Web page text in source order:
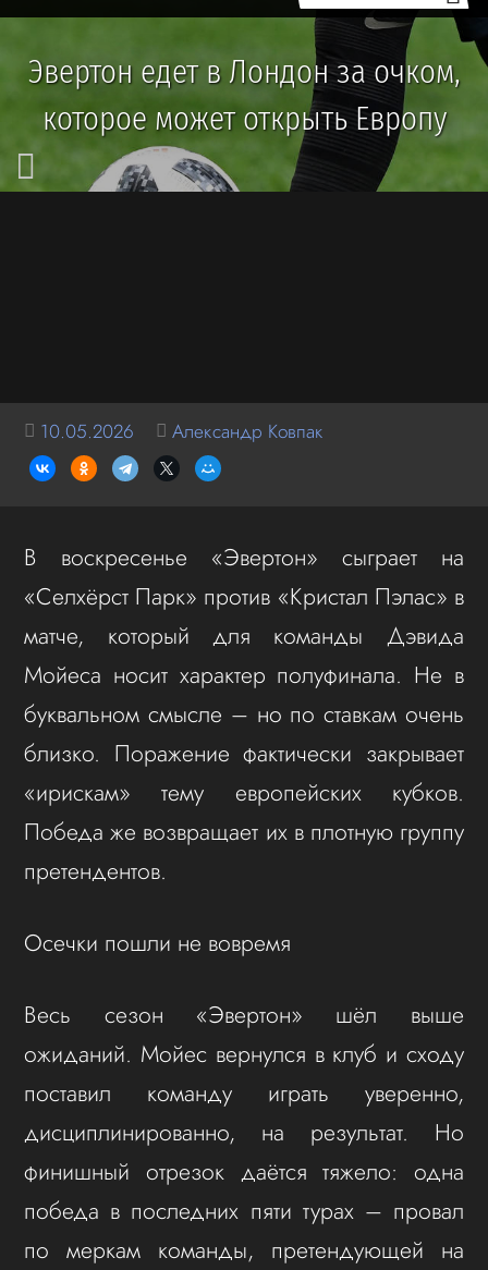
Эвертон едет в Лондон за очком,
которое может открыть Европу
10.05.2026 Александр Ковпак
В воскресенье «Эвертон» сыграет на
«Селхёрст Парк» против «Кристал Пэлас» в
матче, который для команды Дэвида
Мойеса носит характер полуфинала. Не в
буквальном смысле – но по ставкам очень
близко. Поражение фактически закрывает
«ирискам» тему европейских кубков.
Победа же возвращает их в плотную группу
претендентов.
Осечки пошли не вовремя
Весь сезон «Эвертон» шёл выше
ожиданий. Мойес вернулся в клуб и сходу
поставил команду играть уверенно,
дисциплинированно, на результат. Но
финишный отрезок даётся тяжело: одна
победа в последних пяти турах – провал
по меркам команды, претендующей на